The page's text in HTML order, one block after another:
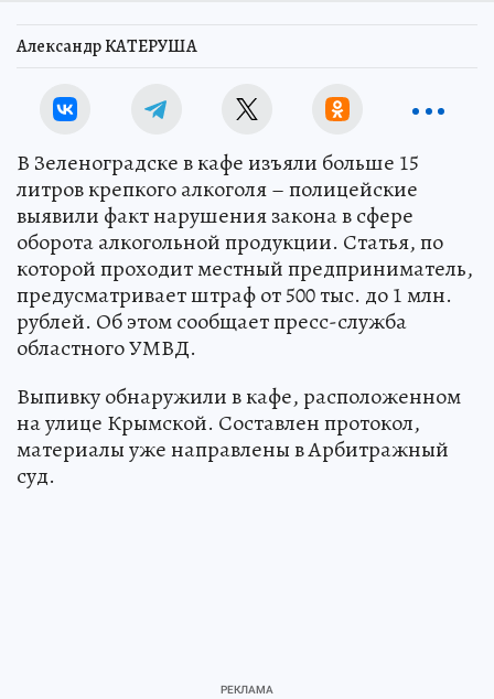
Александр КАТЕРУША
В Зеленоградске в кафе изъяли больше 15
литров крепкого алкоголя – полицейские
выявили факт нарушения закона в сфере
оборота алкогольной продукции. Статья, по
которой проходит местный предприниматель,
предусматривает штраф от 500 тыс. до 1 млн.
рублей. Об этом сообщает пресс-служба
областного УМВД.
Выпивку обнаружили в кафе, расположенном
на улице Крымской. Составлен протокол,
материалы уже направлены в Арбитражный
суд.